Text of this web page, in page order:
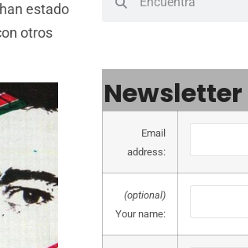
estado
otros
Newsletter
Email
address:
(optional)
Your name: